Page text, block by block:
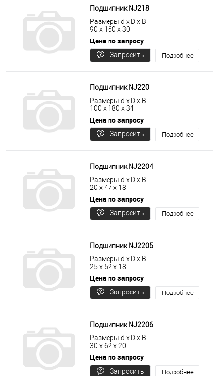
Подшипник NJ218
Размеры d x D x B
90 x 160 x 30
Цена по запросу
Запросить
Подробнее
Подшипник NJ220
Размеры d x D x B
100 x 180 x 34
Цена по запросу
Запросить
Подробнее
Подшипник NJ2204
Размеры d x D x B
20 x 47 x 18
Цена по запросу
Запросить
Подробнее
Подшипник NJ2205
Размеры d x D x B
25 x 52 x 18
Цена по запросу
Запросить
Подробнее
Подшипник NJ2206
Размеры d x D x B
30 x 62 x 20
Цена по запросу
Запросить
Подробнее